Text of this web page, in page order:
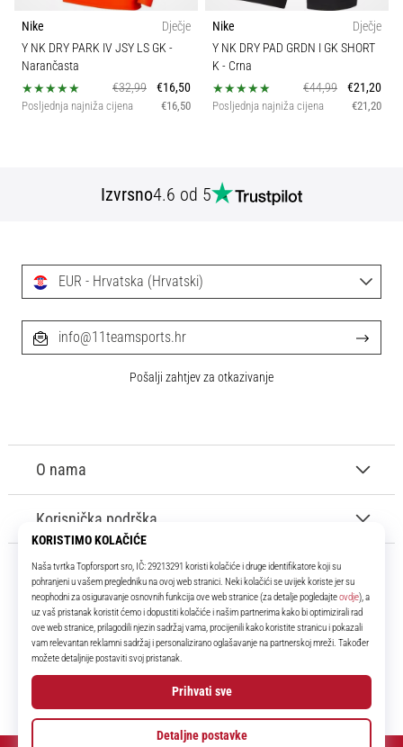
Nike
Dječje
Y NK DRY PARK IV JSY LS GK-
Narančasta
€32,99
€16,50
Posljednja najniža cijena €16,50
Nike
Dječje
Y NK DRY PAD GRDN I GK SHORT
K- Crna
€44,99
€21,20
Posljednja najniža cijena €21,20
Izvrsno4.6 od 5
11teamsports.hr
Tvoj smo pouzdani suigrač već više od 16 godina! Cijelo to vrijeme
donosimo ti najbolje i najnovije proizvode iz svijeta nogometa.
Facebook
Instagram
O nama
Korisnička podrška
EUR - Hrvatska (Hrvatski)
info@11teamsports.hr
Pošalji zahtjev za otkazivanje